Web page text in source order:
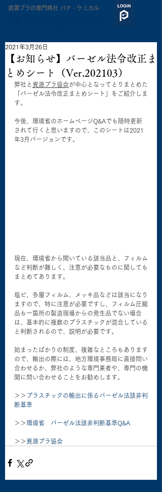
​資源プラの専門商社 パナ・ケミカル
【お知らせ】バーゼル法令改正ま
とめシート（Ver.202103）
2021年3月26日
弊社と 資源プラ協会が中心となってとりまとめた
「バーゼル法令改正まとめシート」をご紹介しま
す。
今後、環境省のホームページQ&Aでも随時更新
されて行くと思いますので、このシートは2021
年3月バージョンです。
現在、環境省から聞いている該当品と、フィルム
など判断が難しく、注意が必要なものに関しても
まとめてあります。
塩ビ、多層フィルム、メッキ品などは該当になり
ますので、特に注意が必要ですし、フィルム圧縮
品も一箇所の製造現場からの発生品でない場合
は、基本的に複数のプラスチックが混合している
と判断されるので、説明が必要です。
始まったばかりの制度、複雑なところもあります
ので、輸出の際には、地方環境事務局に直接問い
合わせるか、弊社のような専門業者や、専門の機
関に問い合わせることをお勧めします。
＞＞ プラスチックの輸出に係るバーゼル法該非判
断基準
＞＞環境省　バーゼル法該非判断基準Q&A
＞＞ 資源プラ協会